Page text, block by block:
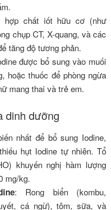
hợp chất iốt hữu cơ (như
chụp CT, X-quang, và các
tăng độ tương phản.
được bổ sung vào muối
hoặc thuốc để phòng ngừa
mang thai và trẻ em.
dinh dưỡng
nhất để bổ sung Iodine,
hụt Iodine tự nhiên. Tổ
khuyến nghị hàm lượng
mg/kg.
: Rong biển (kombu,
cá ngừ), tôm, sữa, và